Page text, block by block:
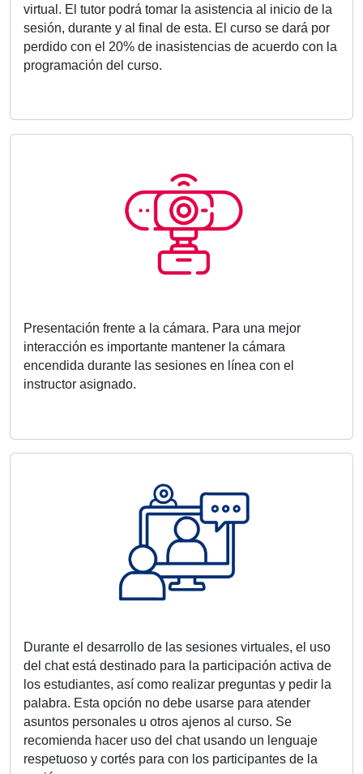
virtual. El tutor podrá tomar la asistencia al inicio de la
sesión, durante y al final de esta. El curso se dará por
perdido con el 20% de inasistencias de acuerdo con la
programación del curso.
Presentación frente a la cámara. Para una mejor
interacción es importante mantener la cámara
encendida durante las sesiones en línea con el
instructor asignado.
Durante el desarrollo de las sesiones virtuales, el uso
del chat está destinado para la participación activa de
los estudiantes, así como realizar preguntas y pedir la
palabra. Esta opción no debe usarse para atender
asuntos personales u otros ajenos al curso. Se
recomienda hacer uso del chat usando un lenguaje
respetuoso y cortés para con los participantes de la